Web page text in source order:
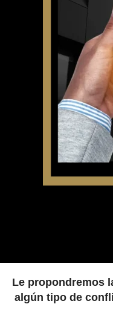
Le propondremos
algún tipo de